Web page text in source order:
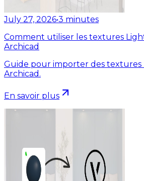
July 27, 2026•3 minutes
Comment utiliser les textures
Archicad
Guide pour importer des textures
Archicad.
En savoir plus